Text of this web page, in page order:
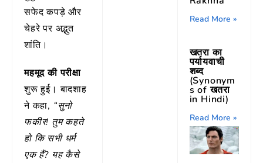
सफेद कपड़े और
चेहरे पर अद्भुत
शांति।
महमूद की परीक्षा
शुरू हुई। बादशाह
ने कहा, “सुनो
फकीर! तुम कहते
हो कि सभी धर्म
एक हैं? यह कैसे
Read More »
खतरा का
पर्यायवाची
शब्द
(Synonym
s of खतरा
in Hindi)
Read More »